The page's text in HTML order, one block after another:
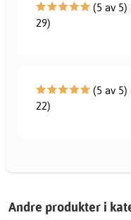
(5 av 5)
29)
(5 av 5)
22)
Andre produkter i